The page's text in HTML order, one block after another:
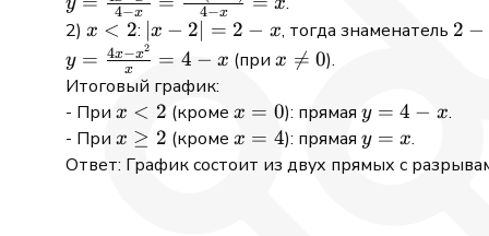
2
=
x-
2
2)
\frac{4x
- x^2}{4
- x} =
\frac{-
x(x-4)}
{4 - x}
= x
4−x 4−x
2) x
<
2
x < 2: |x-
2|
=
2 -
x
x − 2∣ = 2 − x, тогда знаменатель 2
2 −
y =
\frac{4x
- x^2}
{x} = 4
- x
y = x
4x−x2 = 4 − x (приx
0
x 
= 0).
Итоговый график:
- Приx
<
2
x < 2 (кроме x=0
x = 0): прямаяy
=
4
y = 4 − x.
- При x
\geq
x ≥ 2 (кроме x=4
x = 4): прямая y
=
y = x.
Ответ: График состоит из двух прямых с